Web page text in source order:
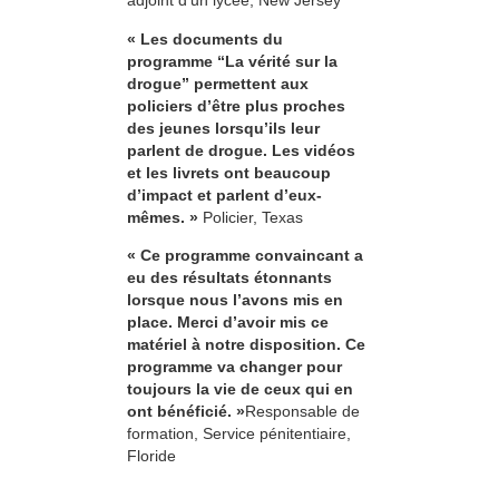
« Les documents du
programme “La vérité sur la
drogue” permettent aux
policiers d’être plus proches
des jeunes lorsqu’ils leur
parlent de drogue. Les vidéos
et les livrets ont beaucoup
d’impact et parlent d’eux-
mêmes. » Policier, Texas
« Ce programme convaincant a
eu des résultats étonnants
lorsque nous l’avons mis en
place. Merci d’avoir mis ce
matériel à notre disposition. Ce
programme va changer pour
toujours la vie de ceux qui en
ont bénéficié. »Responsable de
formation, Service pénitentiaire,
Floride